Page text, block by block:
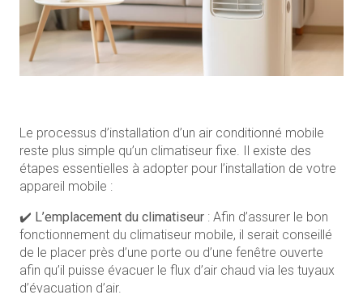
Le processus d’installation d’un air conditionné mobile
reste plus simple qu’un climatiseur fixe. Il existe des
étapes essentielles à adopter pour l’installation de votre
appareil mobile :
✔️ L’emplacement du climatiseur : Afin d’assurer le bon
fonctionnement du climatiseur mobile, il serait conseillé
de le placer près d’une porte ou d’une fenêtre ouverte
afin qu’il puisse évacuer le flux d’air chaud via les tuyaux
d’évacuation d’air.